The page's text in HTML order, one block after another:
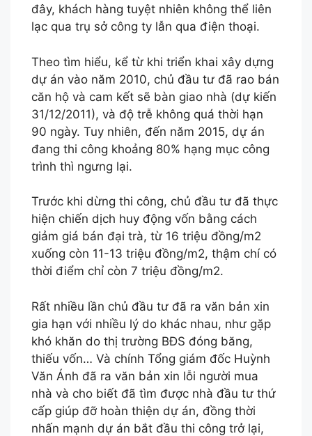
đây, khách hàng tuyệt nhiên không thể liên
lạc qua trụ sở công ty lẫn qua điện thoại.
Theo tìm hiểu, kể từ khi triển khai xây dựng
dự án vào năm 2010, chủ đầu tư đã rao bán
căn hộ và cam kết sẽ bàn giao nhà (dự kiến
31/12/2011), và độ trễ không quá thời hạn
90 ngày. Tuy nhiên, đến năm 2015, dự án
đang thi công khoảng 80% hạng mục công
trình thì ngưng lại.
Trước khi dừng thi công, chủ đầu tư đã thực
hiện chiến dịch huy động vốn bằng cách
giảm giá bán đại trà, từ 16 triệu đồng/m2
xuống còn 11-13 triệu đồng/m2, thậm chí có
thời điểm chỉ còn 7 triệu đồng/m2.
Rất nhiều lần chủ đầu tư đã ra văn bản xin
gia hạn với nhiều lý do khác nhau, như gặp
khó khăn do thị trường BĐS đóng băng,
thiếu vốn… Và chính Tổng giám đốc Huỳnh
Văn Ánh đã ra văn bản xin lỗi người mua
nhà và cho biết đã tìm được nhà đầu tư thứ
cấp giúp đỡ hoàn thiện dự án, đồng thời
nhấn mạnh dự án bắt đầu thi công trở lại,